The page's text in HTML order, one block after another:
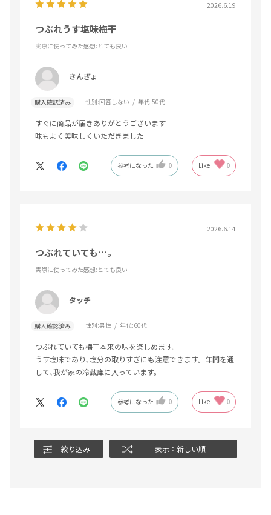
2026.6.19
つぶれうす塩味梅干
実際に使ってみた感想:とても良い
きんぎょ
購入確認済み 性別:回答しない 年代:50代
すぐに商品が届きありがとうございます
味もよく美味しくいただきました
参考になった 0 Like! 0
2026.6.14
つぶれていても…。
実際に使ってみた感想:とても良い
タッチ
購入確認済み 性別:男性 年代:60代
つぶれていても梅干本来の味を楽しめます。
うす塩味であり､塩分の取りすぎにも注意できます。年間を通
して､我が家の冷蔵庫に入っています。
参考になった 0 Like! 0
絞り込み 表示：新しい順